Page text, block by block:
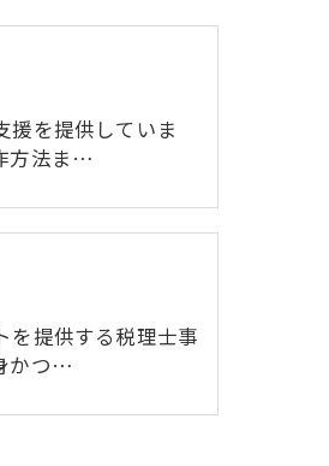
援を提供していま
方法ま…
を提供する税理士事
かつ…